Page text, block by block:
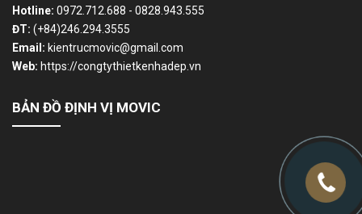
Hotline: 0972.712.688 - 0828.943.555
ĐT: (+84)246.294.3555
Email: kientrucmovic@gmail.com
Web: https://congtythietkenhadep.vn
BẢN ĐỒ ĐỊNH VỊ MOVIC